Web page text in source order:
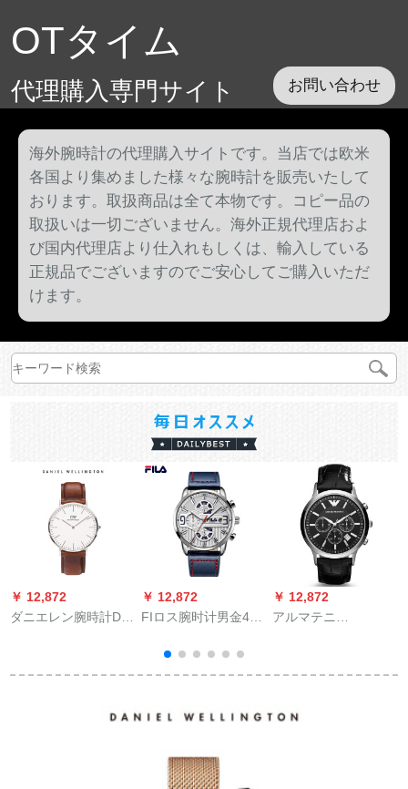
OTタイム
代理購入専門サイト お問い合わせ
海外腕時計の代理購入サイトです。当店では欧米
各国より集めました様々な腕時計を販売いたして
おります。取扱商品は全て本物です。コピー品の
取扱いは一切ございません。海外正規代理店およ
び国内代理店より仕入れもしくは、輸入している
正規品でございますのでご安心してご購入いただ
けます。
￥ 12,872
ダニエレン腕時計DW
計02075 DW（DW
￥ 12,872
FIロス腕时计男金44
ベルフファック
￥ 12,872
アルマテニ
計ビチネス男性クリ
ベルト